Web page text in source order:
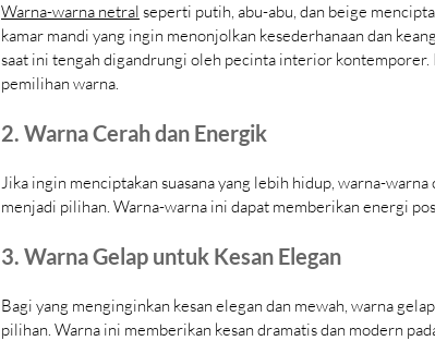
Warna-warna netral seperti putih, abu-abu, dan beige
kamar mandi yang ingin menonjolkan kesederhanaan dan
saat ini tengah digandrungi oleh pecinta interior
pemilihan warna.
2. Warna Cerah dan Energik
Jika ingin menciptakan suasana yang lebih hidup, warna-
menjadi pilihan. Warna-warna ini dapat memberikan energi
3. Warna Gelap untuk Kesan Elegan
Bagi yang menginginkan kesan elegan dan mewah, warna
pilihan. Warna ini memberikan kesan dramatis dan modern